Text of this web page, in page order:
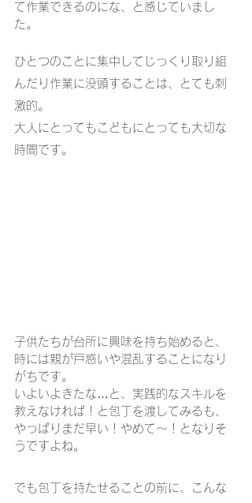
て作業できるのにな、と感じていまし
た。
​ひとつのことに集中してじっくり取り組
んだり作業に没頭することは、とても刺
激的。
大人にとってもこどもにとっても大切な
時間です。
子供たちが台所に興味を持ち始めると、
時には親が戸惑いや混乱することになり
がちです。
いよいよきたな…と、実践的なスキルを
教えなければ！と包丁を渡してみるも、
やっぱりまだ早い！やめて～！となりそ
うですよね。
でも包丁を持たせることの前に、こんな